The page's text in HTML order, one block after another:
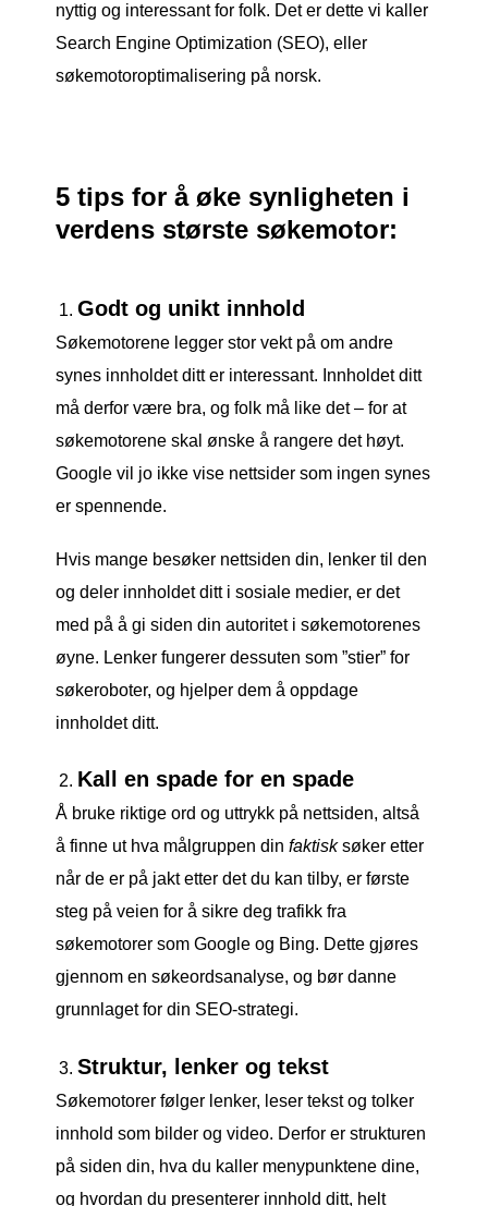
nyttig og interessant for folk. Det er dette vi kaller
Search Engine Optimization (SEO), eller
søkemotoroptimalisering på norsk.
5 tips for å øke synligheten i
verdens største søkemotor:
Godt og unikt innhold
Søkemotorene legger stor vekt på om andre
synes innholdet ditt er interessant. Innholdet ditt
må derfor være bra, og folk må like det – for at
søkemotorene skal ønske å rangere det høyt.
Google vil jo ikke vise nettsider som ingen synes
er spennende.
Hvis mange besøker nettsiden din, lenker til den
og deler innholdet ditt i sosiale medier, er det
med på å gi siden din autoritet i søkemotorenes
øyne. Lenker fungerer dessuten som ”stier” for
søkeroboter, og hjelper dem å oppdage
innholdet ditt.
Kall en spade for en spade
Å bruke riktige ord og uttrykk på nettsiden, altså
å finne ut hva målgruppen dinfaktisksøker etter
når de er på jakt etter det du kan tilby, er første
steg på veien for å sikre deg trafikk fra
søkemotorer som Google og Bing. Dette gjøres
gjennom en søkeordsanalyse, og bør danne
grunnlaget for din SEO-strategi.
Struktur, lenker og tekst
Søkemotorer følger lenker, leser tekst og tolker
innhold som bilder og video. Derfor er strukturen
på siden din, hva du kaller menypunktene dine,
og hvordan du presenterer innhold ditt, helt